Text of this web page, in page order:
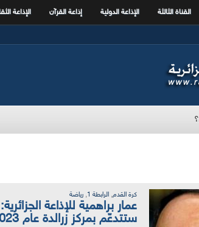
القناة الثالثة الإذاعة الدولية إذاعة القرآن الإذاعة
كرة القدم, الرابطة 1 , رياضة
عمار براهمية للإذاعة
ستتدعّم بمركز زرالدة عام 2023"